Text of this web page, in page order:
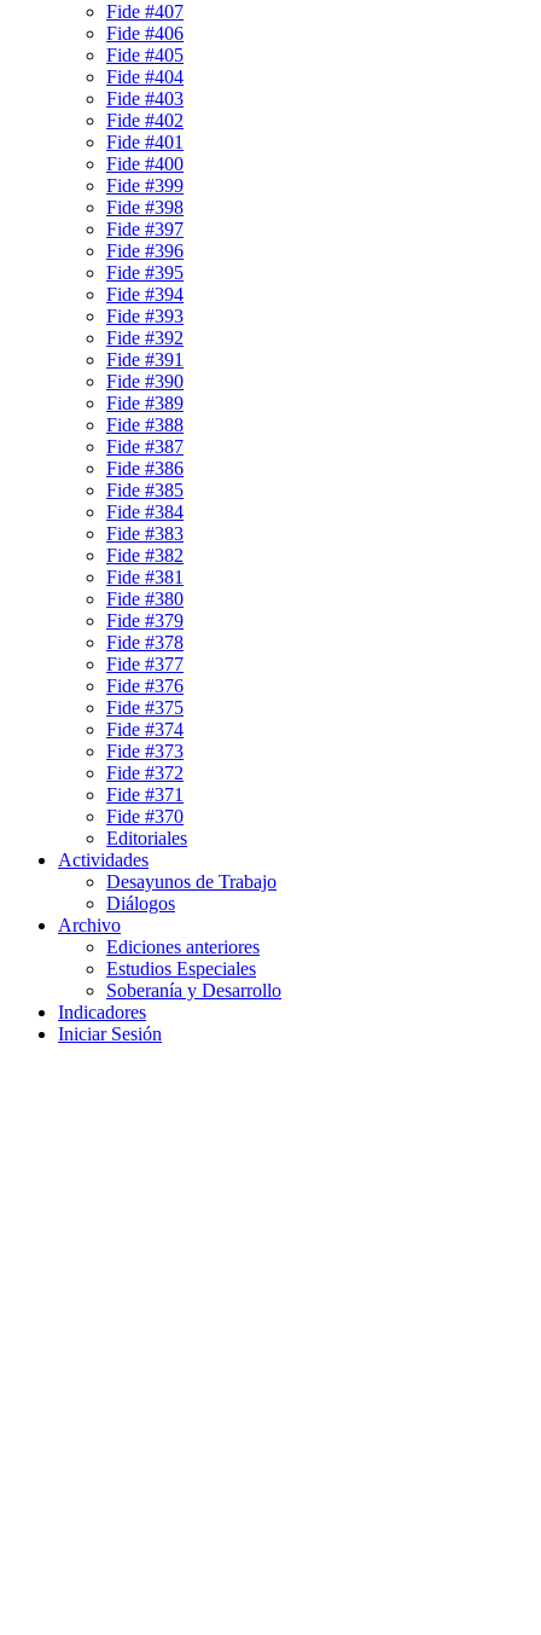
Fide #407
Fide #406
Fide #405
Fide #404
Fide #403
Fide #402
Fide #401
Fide #400
Fide #399
Fide #398
Fide #397
Fide #396
Fide #395
Fide #394
Fide #393
Fide #392
Fide #391
Fide #390
Fide #389
Fide #388
Fide #387
Fide #386
Fide #385
Fide #384
Fide #383
Fide #382
Fide #381
Fide #380
Fide #379
Fide #378
Fide #377
Fide #376
Fide #375
Fide #374
Fide #373
Fide #372
Fide #371
Fide #370
Editoriales
Actividades
Desayunos de Trabajo
Diálogos
Archivo
Ediciones anteriores
Estudios Especiales
Soberanía y Desarrollo
Indicadores
Iniciar Sesión